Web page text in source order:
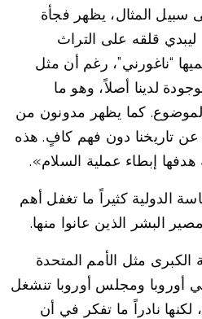
سبيل المثال، يظهر فجأة
قلقه على التراث
“ناغورني”، رغم أن مثل
لدينا أصلاً، وهو ما
كما يظهر مدونون من
عن تاريخنا دون فهم كافٍ. هذه
إبطاء عملية السلام».
الدولية كثيراً ما تغفل أهم
البشر الذين عانوا منها.
الكبرى مثل الأمم المتحدة
أوروبا ومجلس أوروبا تنشغل
لكنها نادراً ما تفكر في أن